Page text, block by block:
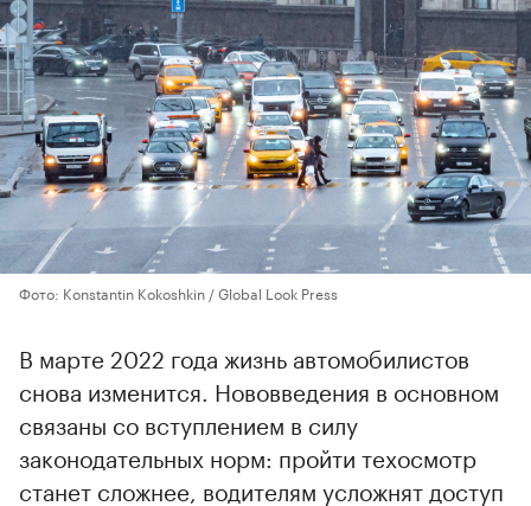
Фото: Konstantin Kokoshkin / Global Look Press
В марте 2022 года жизнь автомобилистов
снова изменится. Нововведения в основном
связаны со вступлением в силу
законодательных норм: пройти техосмотр
станет сложнее, водителям усложнят доступ